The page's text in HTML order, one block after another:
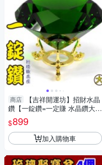
商店
【吉祥開運坊】招財水晶
鑽【一錠鑽=一定賺 水晶鑽大型
約10cm含底座 多色可供選擇】
淨化 擇日
$899
加入購物車